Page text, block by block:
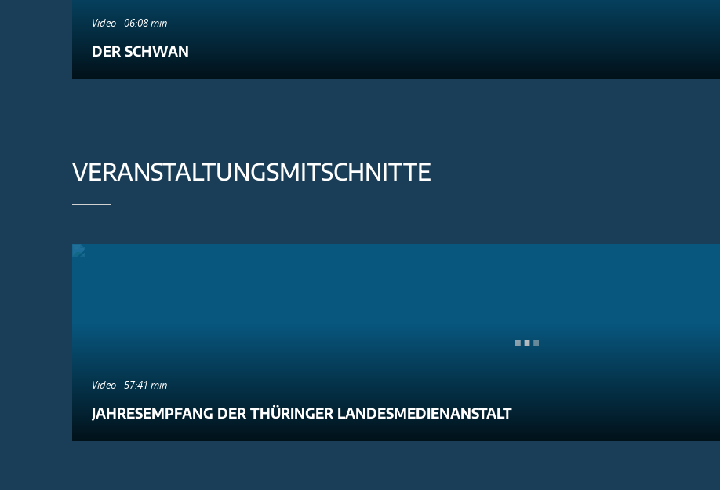
Video - 06:08 min
DER SCHWAN
VERANSTALTUNGSMITSCHNITTE
Video - 57:41 min
JAHRESEMPFANG DER THÜRINGER LANDESMEDIENANSTALT